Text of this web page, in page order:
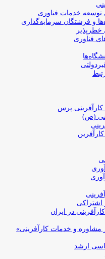
خدمات فناوری
و فرشتگان‌ سرمایه‌گذاری
فناوری
پرس
(ص)
اشتراکی
در ایران
و خدمات کارآفرینی»
ارشد